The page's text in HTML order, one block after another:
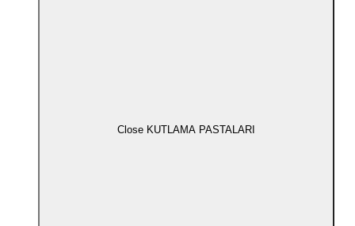
Close KUTLAMA PASTALARI